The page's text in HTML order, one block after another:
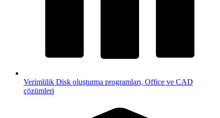
Verimlilik Disk oluşturma programları, Office ve CAD
çözümleri